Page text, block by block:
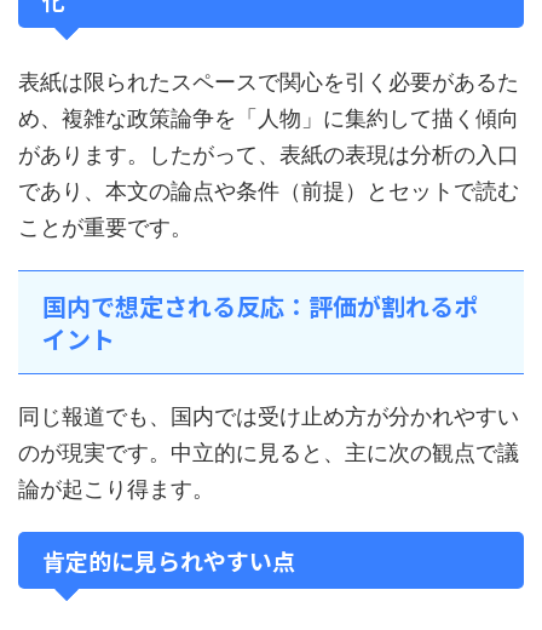
表紙は限られたスペースで関心を引く必要があるた
め、複雑な政策論争を「人物」に集約して描く傾向
があります。したがって、表紙の表現は分析の入口
であり、本文の論点や条件（前提）とセットで読む
ことが重要です。
国内で想定される反応：評価が割れるポ
イント
同じ報道でも、国内では受け止め方が分かれやすい
のが現実です。中立的に見ると、主に次の観点で議
論が起こり得ます。
肯定的に見られやすい点